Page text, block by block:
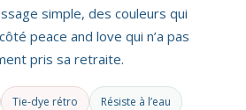
simple, des couleurs qui
peace and love qui n’a pas
pris sa retraite.
Tie-dye rétro Résiste à l’eau